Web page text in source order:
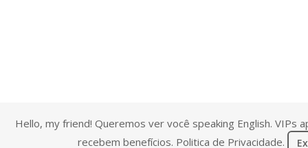
Hello, my friend! Queremos ver você speaking English. VIPs
recebem benefícios. Politica de Privacidade.